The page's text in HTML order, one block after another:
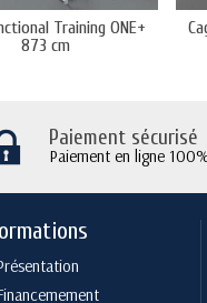
Training ONE+
873 cm
Paiement sécurisé
Paiement en ligne